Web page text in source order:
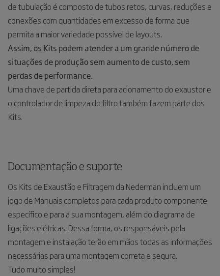
de tubulação é composto de tubos retos, curvas, reduções e
conexões com quantidades em excesso de forma que
permita a maior variedade possível de layouts.
Assim, os Kits podem atender a um grande número de
situações de produção sem aumento de custo, sem
perdas de performance.
Uma chave de partida direta para acionamento do exaustor e
o controlador de limpeza do filtro também fazem parte dos
Kits.
Documentação e suporte
Os Kits de Exaustão e Filtragem da Nederman incluem um
jogo de Manuais completos para cada produto componente
específico e para a sua montagem, além do diagrama de
ligações elétricas. Dessa forma, os responsáveis pela
montagem e instalação terão em mãos todas as informações
necessárias para uma montagem correta e segura.
Tudo muito simples!